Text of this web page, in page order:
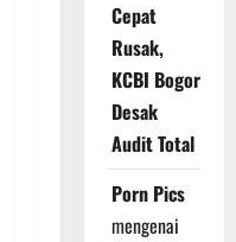
Cepat
Rusak,
KCBI Bogor
Desak
Audit Total
Porn Pics
mengenai